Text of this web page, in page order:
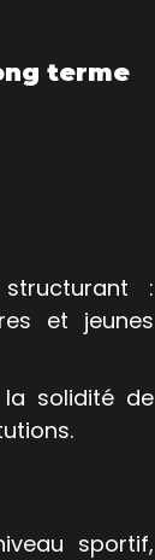
terme
:
et jeunes
la solidité de
sportif,